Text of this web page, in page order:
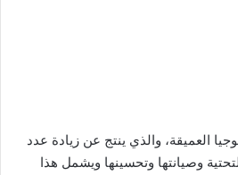
العميقة، والذي ينتج عن زيادة عدد
وصيانتها وتحسينها ويشمل هذا